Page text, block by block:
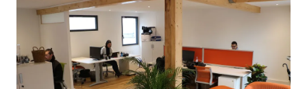
Email Facebook
Bluesky Whatsapp